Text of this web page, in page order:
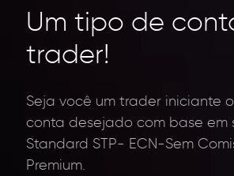
Um tipo de
trader!
Seja você um trader iniciante
conta desejado com base em
Standard STP- ECN-Sem
Premium.